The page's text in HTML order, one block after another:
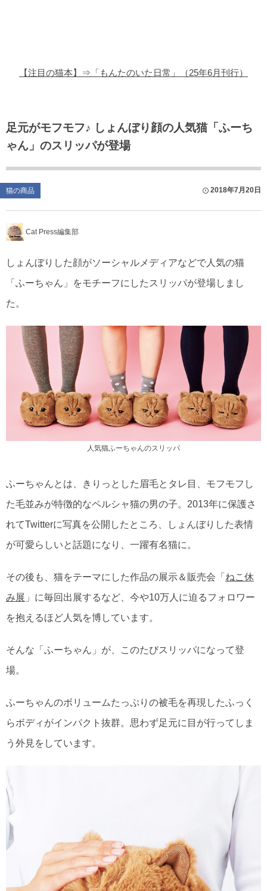
【注目の猫本】⇒「もんたのいた日常」（25年6月刊行）
足元がモフモフ♪ しょんぼり顔の人気猫「ふーち
ゃん」のスリッパが登場
猫の商品 2018年7月20日
Cat Press編集部
しょんぼりした顔がソーシャルメディアなどで人気の猫
「ふーちゃん」をモチーフにしたスリッパが登場しまし
た。
人気猫ふーちゃんのスリッパ
ふーちゃんとは、きりっとした眉毛とタレ目、モフモフし
た毛並みが特徴的なペルシャ猫の男の子。2013年に保護さ
れてTwitterに写真を公開したところ、しょんぼりした表情
が可愛らしいと話題になり、一躍有名猫に。
その後も、猫をテーマにした作品の展示＆販売会「 ねこ休
み展 」に毎回出展するなど、今や10万人に迫るフォロワー
を抱えるほど人気を博しています。
そんな「ふーちゃん」が、このたびスリッパになって登
場。
ふーちゃんのボリュームたっぷりの被毛を再現したふっく
らボディがインパクト抜群。思わず足元に目が行ってしま
う外見をしています。
猫のゲーム・アプリ
猫のフリー写真素材